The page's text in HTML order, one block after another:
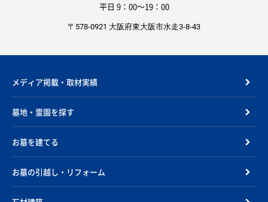
平日 9：00〜19：00
〒578-0921 大阪府東大阪市水走3-8-43
メディア掲載・取材実績
墓地・霊園を探す
お墓を建てる
お墓の引越し・リフォーム